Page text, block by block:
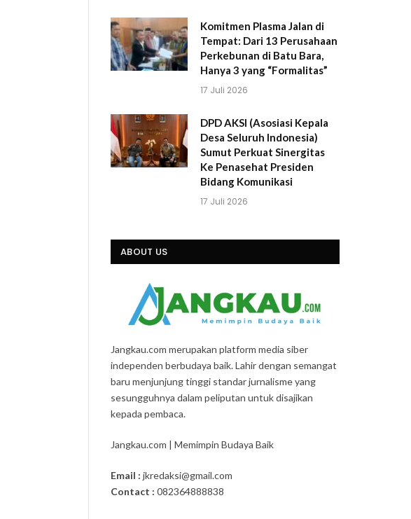
Komitmen Plasma Jalan di
Tempat: Dari 13 Perusahaan
Perkebunan di Batu Bara,
Hanya 3 yang “Formalitas”
17 Juli 2026
DPD AKSI (Asosiasi Kepala
Desa Seluruh Indonesia)
Sumut Perkuat Sinergitas
Ke Penasehat Presiden
Bidang Komunikasi
17 Juli 2026
ABOUT US
Jangkau.com merupakan platform media siber
independen berbudaya baik. Lahir dengan semangat
baru menjunjung tinggi standar jurnalisme yang
sesungguhnya dalam peliputan untuk disajikan
kepada pembaca.
Jangkau.com | Memimpin Budaya Baik
Email : jkredaksi@gmail.com
Contact : 082364888838